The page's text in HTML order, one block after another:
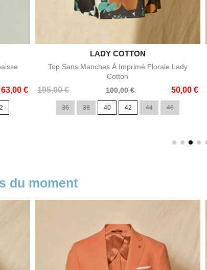
63,00 €
Aperçu rapide
LADY COTTON
Top Sans Manches À Imprimé Florale Lady
Cotton
195,00 €
Prix
100,00 € 50,00 €
Prix
36 38 40 42 44 46
du moment